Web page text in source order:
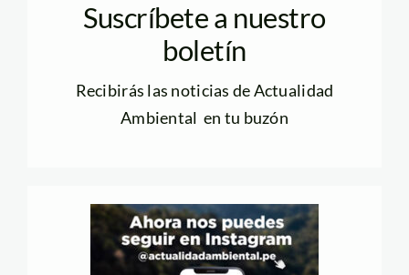
Suscríbete a nuestro
boletín
Recibirás las noticias de Actualidad
Ambiental en tu buzón